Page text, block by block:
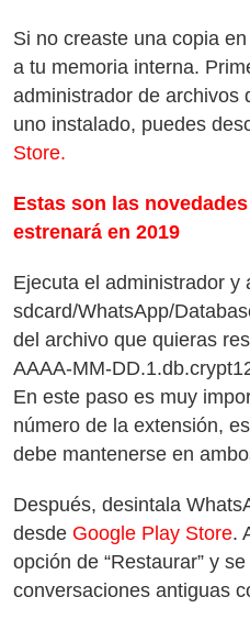
Si no creaste una copia
a tu memoria interna.
administrador de archivos
uno instalado, puedes
Store.
Estas son las
estrenará en 2019
Ejecuta el administrador y
sdcard/WhatsApp/
del archivo que quieras
AAAA-MM-
En este paso es muy
número de la extensión,
debe mantenerse en
Después, desintala
desde Google Play Store.
opción de “Restaurar” y
conversaciones antiguas